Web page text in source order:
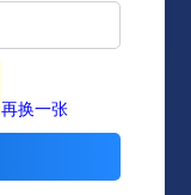
再换一张